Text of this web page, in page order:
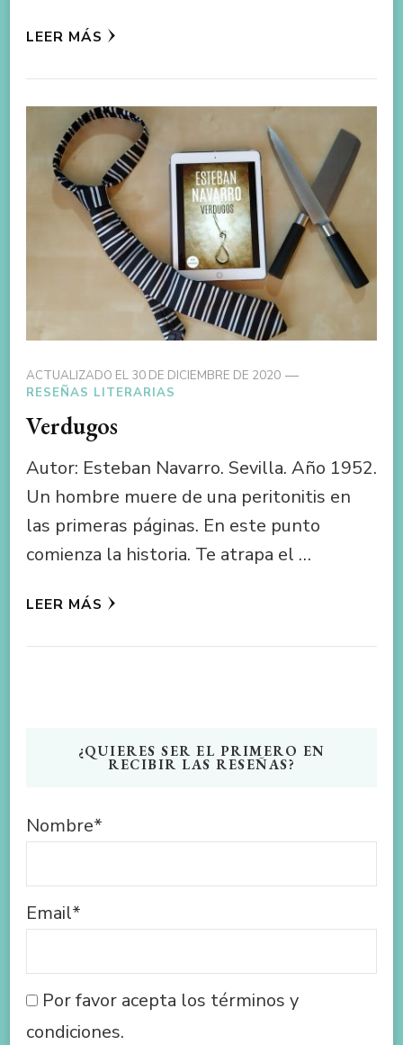
LEER MÁS
ACTUALIZADO EL 30 DE DICIEMBRE DE 2020
RESEÑAS LITERARIAS
Verdugos
Autor: Esteban Navarro. Sevilla. Año 1952.
Un hombre muere de una peritonitis en
las primeras páginas. En este punto
comienza la historia. Te atrapa el …
LEER MÁS
¿QUIERES SER EL PRIMERO EN
RECIBIR LAS RESEÑAS?
Nombre*
Email*
Por favor acepta los términos y
condiciones.